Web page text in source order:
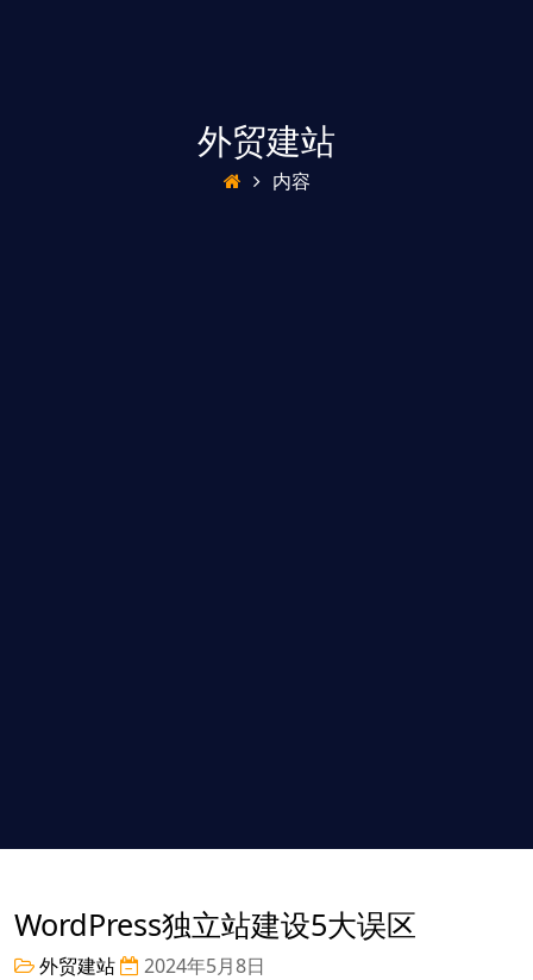
外贸建站
内容
WordPress独立站建设5大误区
外贸建站 2024年5月8日